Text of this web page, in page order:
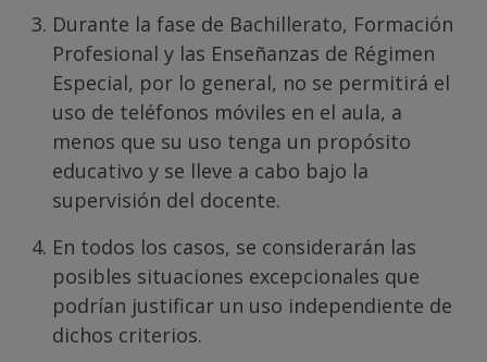
Durante la fase de Bachillerato, Formación
Profesional y las Enseñanzas de Régimen
Especial, por lo general, no se permitirá el
uso de teléfonos móviles en el aula, a
menos que su uso tenga un propósito
educativo y se lleve a cabo bajo la
supervisión del docente.
En todos los casos, se considerarán las
posibles situaciones excepcionales que
podrían justificar un uso independiente de
dichos criterios.